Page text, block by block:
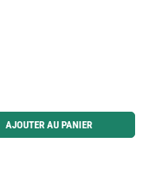
les boutons pour augmenter ou
AJOUTER AU PANIER